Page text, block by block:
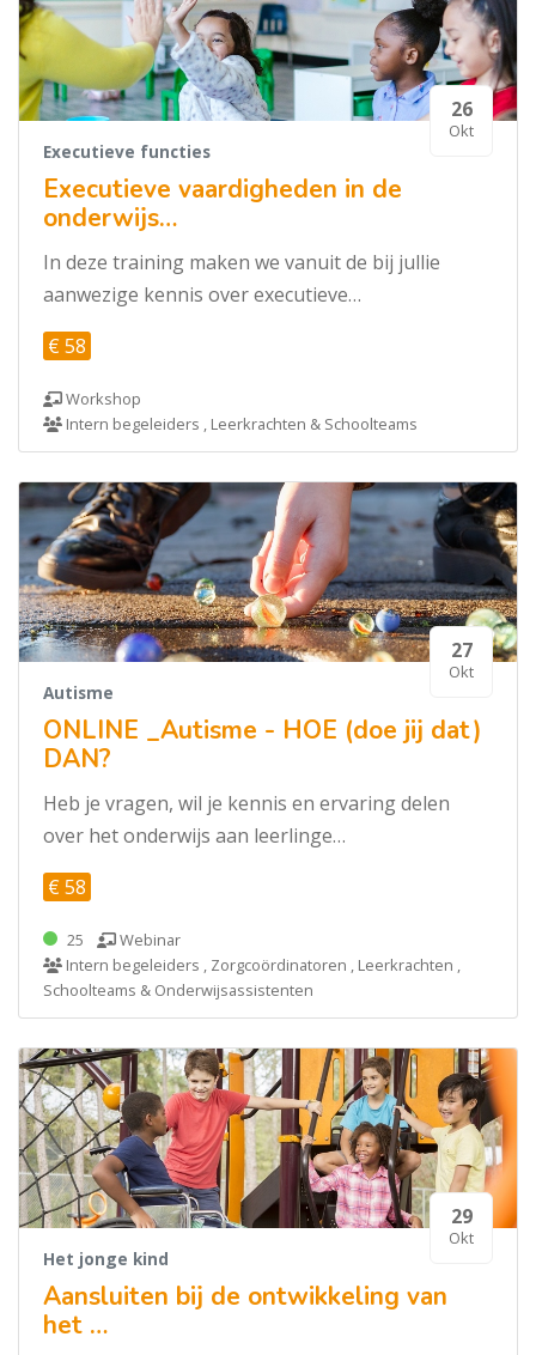
26
Okt
Executieve functies
Executieve vaardigheden in de
onderwijs…
In deze training maken we vanuit de bij jullie
aanwezige kennis over executieve…
€ 58
Workshop
Intern begeleiders , Leerkrachten & Schoolteams
27
Okt
Autisme
ONLINE _Autisme - HOE (doe jij dat)
DAN?
Heb je vragen, wil je kennis en ervaring delen
over het onderwijs aan leerlinge…
€ 58
25
Webinar
Intern begeleiders , Zorgcoördinatoren , Leerkrachten ,
Schoolteams & Onderwijsassistenten
29
Okt
Het jonge kind
Aansluiten bij de ontwikkeling van
het …